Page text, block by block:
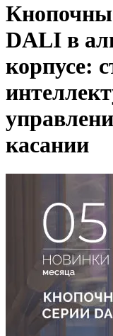
DALI в
корпусе:
касании